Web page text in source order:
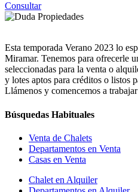
Consultar
Esta temporada Verano 2023 lo
Miramar. Tenemos para ofrecerle
seleccionadas para la venta o
y lotes aptos para créditos o listos
Llámenos y comencemos a
Búsquedas Habituales
Venta de Chalets
Departamentos en Venta
Casas en Venta
Chalet en Alquiler